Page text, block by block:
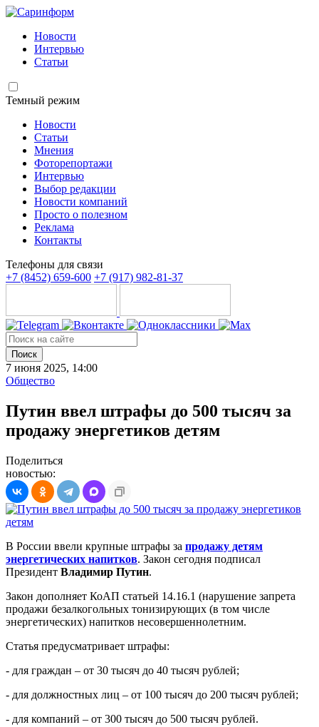
Новости
Интервью
Статьи
Темный режим
Новости
Статьи
Мнения
Фоторепортажи
Интервью
Выбор редакции
Новости компаний
Просто о полезном
Реклама
Контакты
Телефоны для связи
+7 (8452) 659-600 +7 (917) 982-81-37
Поиск
7 июня 2025, 14:00
Общество
Путин ввел штрафы до 500 тысяч за
продажу энергетиков детям
Поделиться
новостью:
В России ввели крупные штрафы за продажу детям
энергетических напитков. Закон сегодня подписал
Президент Владимир Путин.
Закон дополняет КоАП статьей 14.16.1 (нарушение запрета
продажи безалкогольных тонизирующих (в том числе
энергетических) напитков несовершеннолетним.
Статья предусматривает штрафы:
- для граждан – от 30 тысяч до 40 тысяч рублей;
- для должностных лиц – от 100 тысяч до 200 тысяч рублей;
- для компаний – от 300 тысяч до 500 тысяч рублей.